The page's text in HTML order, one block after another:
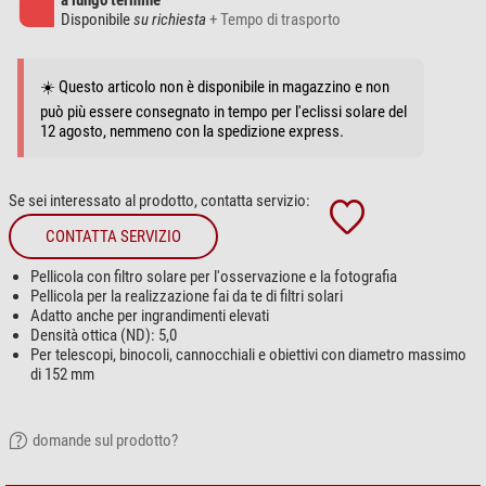
Disponibilesu richiesta+ Tempo di trasporto
☀️ Questo articolo non è disponibile in magazzino e non
può più essere consegnato in tempo per l'eclissi solare del
12 agosto, nemmeno con la spedizione express.
Se sei interessato al prodotto, contatta servizio:
CONTATTA SERVIZIO
Pellicola con filtro solare per l'osservazione e la fotografia
Pellicola per la realizzazione fai da te di filtri solari
Adatto anche per ingrandimenti elevati
Densità ottica (ND): 5,0
Per telescopi, binocoli, cannocchiali e obiettivi con diametro massimo
di 152 mm
domande sul prodotto?